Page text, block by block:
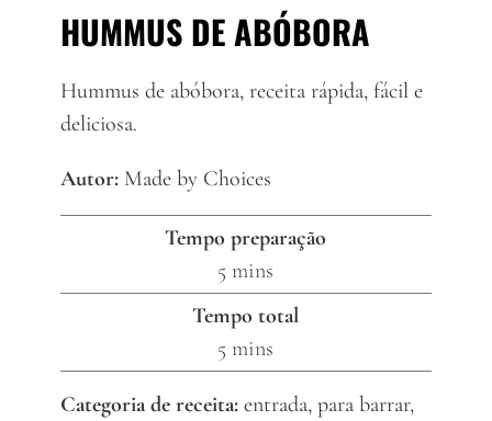
HUMMUS DE ABÓBORA
Hummus de abóbora, receita rápida, fácil e
deliciosa.
Autor: Made by Choices
Tempo preparação
5 minutes
mins
Tempo total
5 minutes
mins
Categoria de receita: entrada, para barrar,